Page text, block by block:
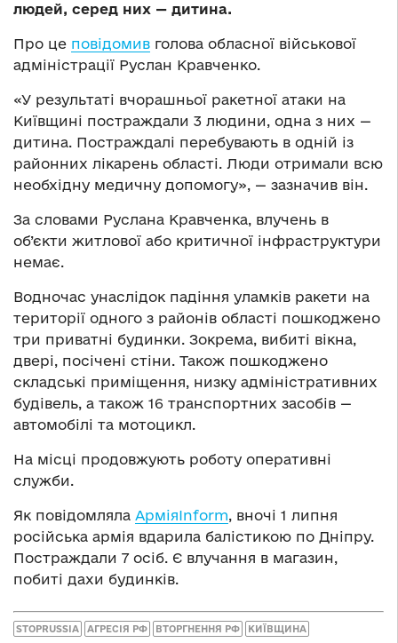
людей, серед них — дитина.
Про це повідомив голова обласної військової
адміністрації Руслан Кравченко.
«У результаті вчорашньої ракетної атаки на
Київщині постраждали 3 людини, одна з них —
дитина. Постраждалі перебувають в одній із
районних лікарень області. Люди отримали всю
необхідну медичну допомогу», — зазначив він.
За словами Руслана Кравченка, влучень в
об’єкти житлової або критичної інфраструктури
немає.
Водночас унаслідок падіння уламків ракети на
території одного з районів області пошкоджено
три приватні будинки. Зокрема, вибиті вікна,
двері, посічені стіни. Також пошкоджено
складські приміщення, низку адміністративних
будівель, а також 16 транспортних засобів —
автомобілі та мотоцикл.
На місці продовжують роботу оперативні
служби.
Як повідомляла АрміяInform, вночі 1 липня
російська армія вдарила балістикою по Дніпру.
Постраждали 7 осіб. Є влучання в магазин,
побиті дахи будинків.
STOPRUSSIA АГРЕСІЯ РФ ВТОРГНЕННЯ РФ КИЇВЩИНА